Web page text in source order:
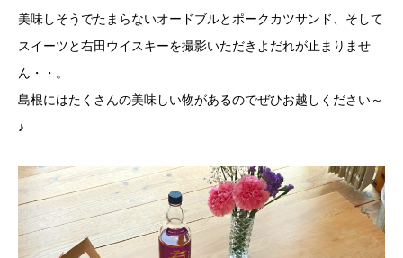
美味しそうでたまらないオードブルとポークカツサンド、そして
スイーツと右田ウイスキーを撮影いただきよだれが止まりませ
ん・・。
島根にはたくさんの美味しい物があるのでぜひお越しください～
♪